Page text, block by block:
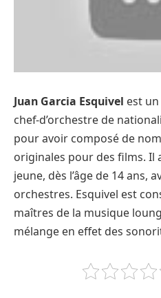
Juan Garcia Esquivel est
chef-d’orchestre de
pour avoir composé de
originales pour des films. Il
jeune, dès l’âge de 14 ans,
orchestres. Esquivel est
maîtres de la musique
mélange en effet des